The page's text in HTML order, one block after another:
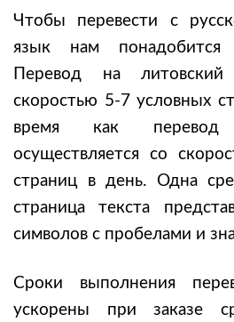
Чтобы перевести с
язык нам понадобится
Перевод на литовский
скоростью 5-7 условных
время как перевод
осуществляется со
страниц в день. Одна
страница текста
символов с пробелами и
Сроки выполнения
ускорены при заказе